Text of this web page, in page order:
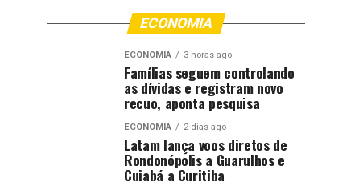
ECONOMIA
ECONOMIA 3 horas ago
Famílias seguem controlando
as dívidas e registram novo
recuo, aponta pesquisa
ECONOMIA 2 dias ago
Latam lança voos diretos de
Rondonópolis a Guarulhos e
Cuiabá a Curitiba